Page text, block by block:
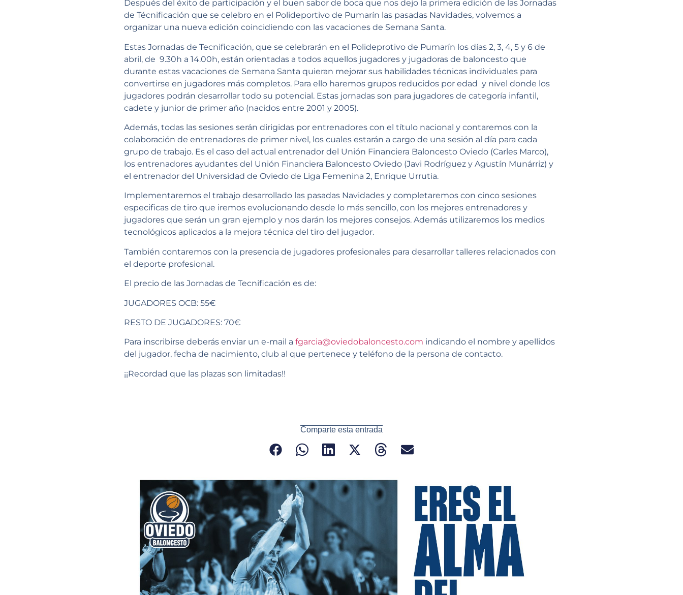
Después del éxito de participación y el buen sabor de boca que nos dejo la primera edición de las Jornadas
de Técnificación que se celebro en el Polideportivo de Pumarín las pasadas Navidades, volvemos a
organizar una nueva edición coincidiendo con las vacaciones de Semana Santa.
Estas Jornadas de Tecnificación, que se celebrarán en el Polideprotivo de Pumarín los días 2, 3, 4, 5 y 6 de
abril, de 9.30h a 14.00h, están orientadas a todos aquellos jugadores y jugadoras de baloncesto que
durante estas vacaciones de Semana Santa quieran mejorar sus habilidades técnicas individuales para
convertirse en jugadores más completos. Para ello haremos grupos reducidos por edad y nivel donde los
jugadores podrán desarrollar todo su potencial. Estas jornadas son para jugadores de categoría infantil,
cadete y junior de primer año (nacidos entre 2001 y 2005).
Además, todas las sesiones serán dirigidas por entrenadores con el título nacional y contaremos con la
colaboración de entrenadores de primer nivel, los cuales estarán a cargo de una sesión al día para cada
grupo de trabajo. Es el caso del actual entrenador del Unión Financiera Baloncesto Oviedo (Carles Marco),
los entrenadores ayudantes del Unión Financiera Baloncesto Oviedo (Javi Rodríguez y Agustín Munárriz) y
el entrenador del Universidad de Oviedo de Liga Femenina 2, Enrique Urrutia.
Implementaremos el trabajo desarrollado las pasadas Navidades y completaremos con cinco sesiones
especificas de tiro que iremos evolucionando desde lo más sencillo, con los mejores entrenadores y
jugadores que serán un gran ejemplo y nos darán los mejores consejos. Además utilizaremos los medios
tecnológicos aplicados a la mejora técnica del tiro del jugador.
También contaremos con la presencia de jugadores profesionales para desarrollar talleres relacionados con
el deporte profesional.
El precio de las Jornadas de Tecnificación es de:
JUGADORES OCB: 55€
RESTO DE JUGADORES: 70€
Para inscribirse deberás enviar un e-mail a fgarcia@oviedobaloncesto.com indicando el nombre y apellidos
del jugador, fecha de nacimiento, club al que pertenece y teléfono de la persona de contacto.
¡¡Recordad que las plazas son limitadas!!
Comparte esta entrada